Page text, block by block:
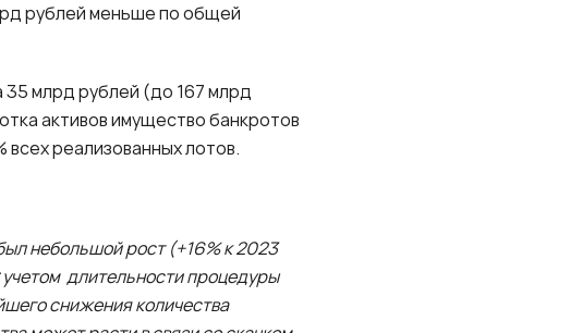
рублей меньше по общей
35 млрд рублей (до 167 млрд
активов имущество банкротов
всех реализованных лотов.
небольшой рост (+16% к 2023
длительности процедуры
снижения количества